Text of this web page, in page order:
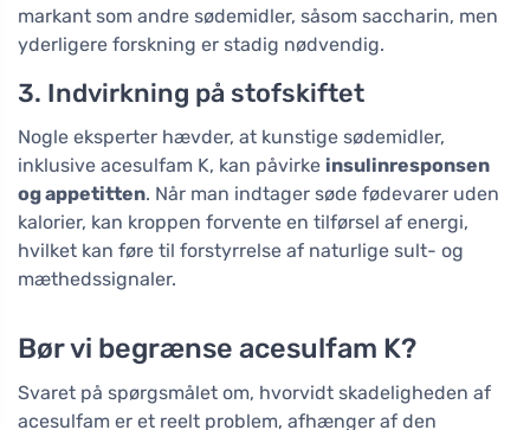
markant som andre sødemidler, såsom saccharin, men
yderligere forskning er stadig nødvendig.
3. Indvirkning på stofskiftet
Nogle eksperter hævder, at kunstige sødemidler,
inklusive acesulfam K, kan påvirke insulinresponsen
og appetitten. Når man indtager søde fødevarer uden
kalorier, kan kroppen forvente en tilførsel af energi,
hvilket kan føre til forstyrrelse af naturlige sult- og
mæthedssignaler.
Bør vi begrænse acesulfam K?
Svaret på spørgsmålet om, hvorvidt skadeligheden af
acesulfam er et reelt problem, afhænger af den